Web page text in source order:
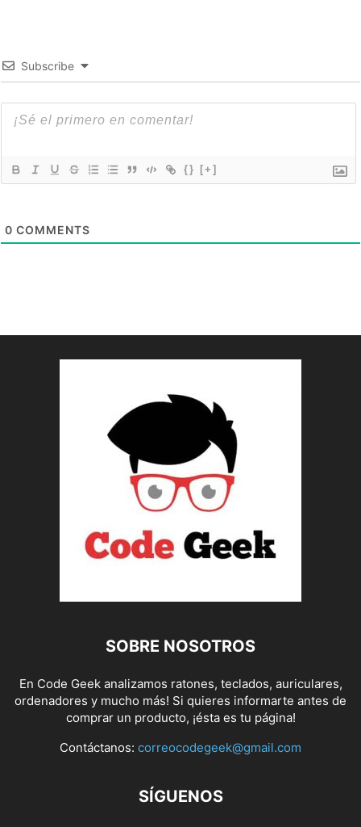
Subscribe
{} [+]
0 COMMENTS
SOBRE NOSOTROS
En Code Geek analizamos ratones, teclados, auriculares,
ordenadores y mucho más! Si quieres informarte antes de
comprar un producto, ¡ésta es tu página!
Contáctanos: correocodegeek@gmail.com
SÍGUENOS